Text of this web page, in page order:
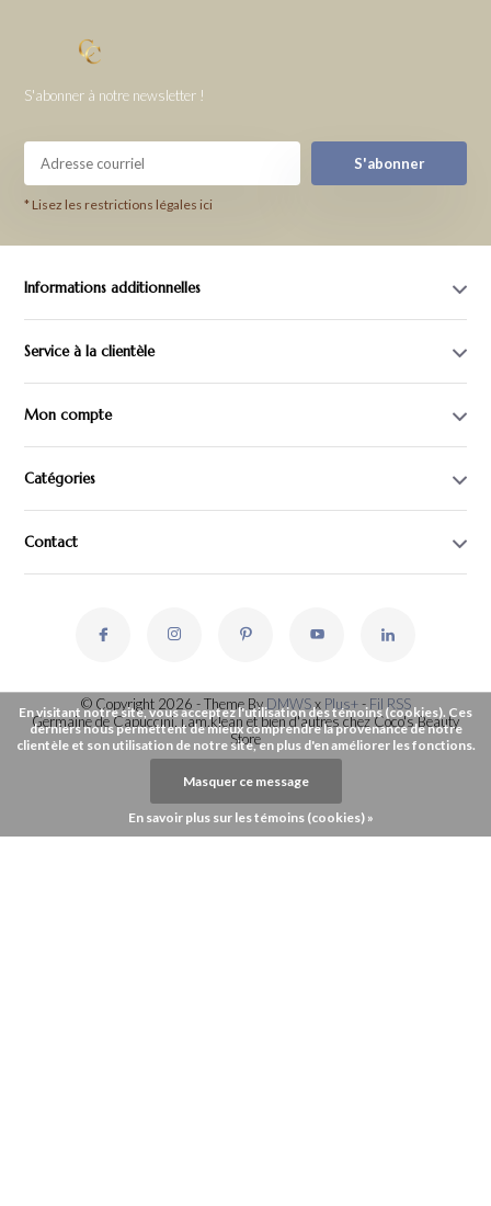
S'abonner à notre newsletter !
S'abonner
* Lisez les restrictions légales ici
Informations additionnelles
Service à la clientèle
Mon compte
Catégories
Contact
© Copyright 2026 - Theme ByDMWSx Plus+-Fil RSS
Germaine de Capuccini, i.am.klean et bien d'autres chez Coco's Beauty
Store
En visitant notre site, vous acceptez l'utilisation des témoins (cookies). Ces
derniers nous permettent de mieux comprendre la provenance de notre
clientèle et son utilisation de notre site, en plus d'en améliorer les fonctions.
Masquer ce message
En savoir plus sur les témoins (cookies) »